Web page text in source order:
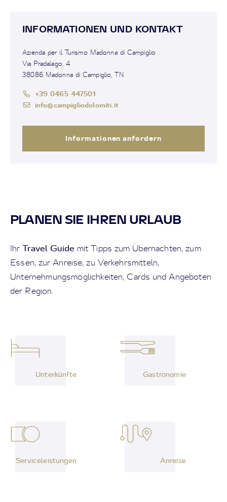
INFORMATIONEN UND KONTAKT
Azienda per il Turismo Madonna di Campiglio
Via Pradalago, 4
38086 Madonna di Campiglio, TN
+39 0465 447501
info@campigliodolomiti.it
Informationen anfordern
PLANEN SIE IHREN URLAUB
IhrTravel Guide mit Tipps zum Übernachten, zum
Essen, zur Anreise, zu Verkehrsmitteln,
Unternehmungsmöglichkeiten, Cards und Angeboten
der Region.
Unterkünfte Gastronomie
Serviceleistungen Anreise